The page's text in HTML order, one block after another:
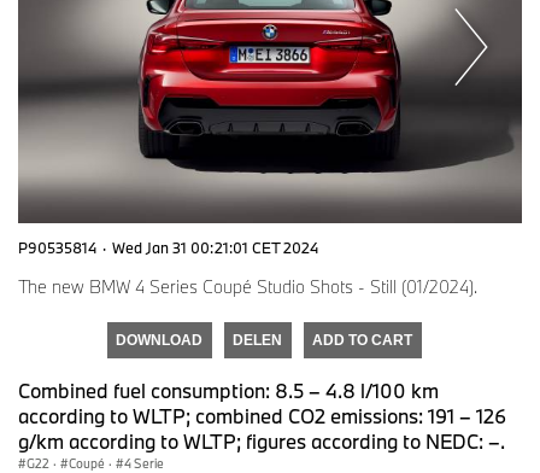
P90535814 · Wed Jan 31 00:21:01 CET 2024
The new BMW 4 Series Coupé Studio Shots - Still (01/2024).
DOWNLOAD DELEN ADD TO CART
Combined fuel consumption: 8.5 – 4.8 l/100 km
according to WLTP; combined CO2 emissions: 191 – 126
g/km according to WLTP; figures according to NEDC: –.
G22 · Coupé · 4 Serie